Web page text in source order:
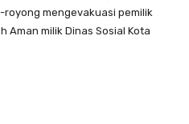
mengevakuasi pemilik
Aman milik Dinas Sosial Kota